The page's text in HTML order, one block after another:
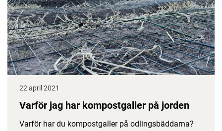
22 april 2021
Varför jag har kompostgaller på jorden
Varför har du kompostgaller på odlingsbäddarna?